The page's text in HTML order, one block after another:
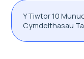
Y Tiwtor 10
Cymdeithasau